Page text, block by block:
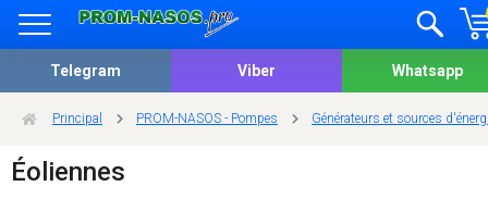
Telegram Viber Whatsapp
Principal PROM-NASOS - Pompes Générateurs et sources
Éoliennes